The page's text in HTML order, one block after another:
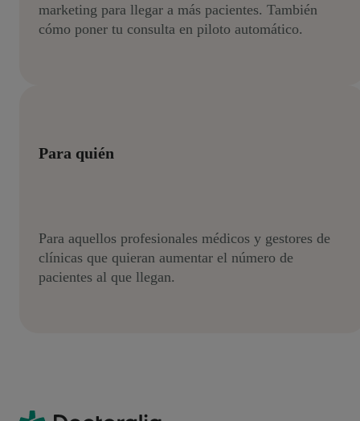
marketing para llegar a más pacientes. También
cómo poner tu consulta en piloto automático.
Para quién
Para aquellos profesionales médicos y gestores de
clínicas que quieran aumentar el número de
pacientes al que llegan.